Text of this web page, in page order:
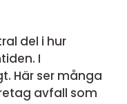
del i hur
I
Här ser många
avfall som